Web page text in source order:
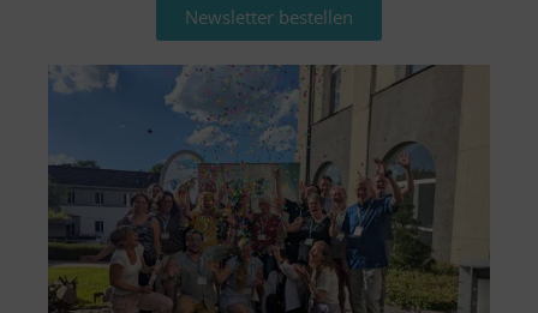
Newsletter bestellen